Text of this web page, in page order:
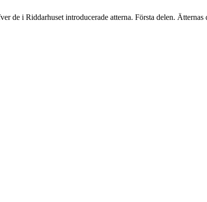
de i Riddarhuset introducerade atterna. Första delen.